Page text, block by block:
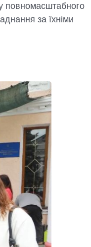
повномасштабного
за їхніми